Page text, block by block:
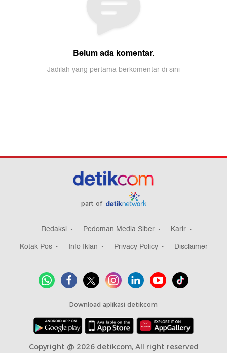
part of
Redaksi Pedoman Media Siber
Karir
Kotak Pos
Info Iklan Privacy Policy Disclaimer
Download aplikasi detikcom
Copyright @ 2026 detikcom, All right reserved